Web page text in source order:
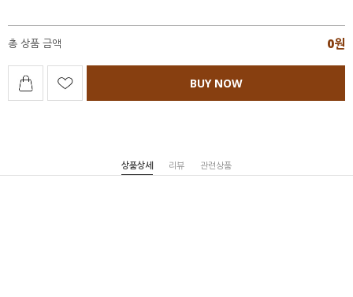
총 상품 금액 0원
BUY NOW
상품상세 리뷰 관련상품